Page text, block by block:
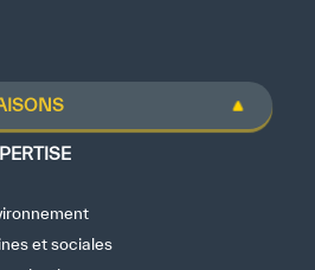
et sociales